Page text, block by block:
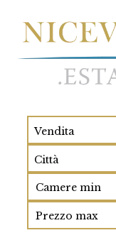
Vendita
Città